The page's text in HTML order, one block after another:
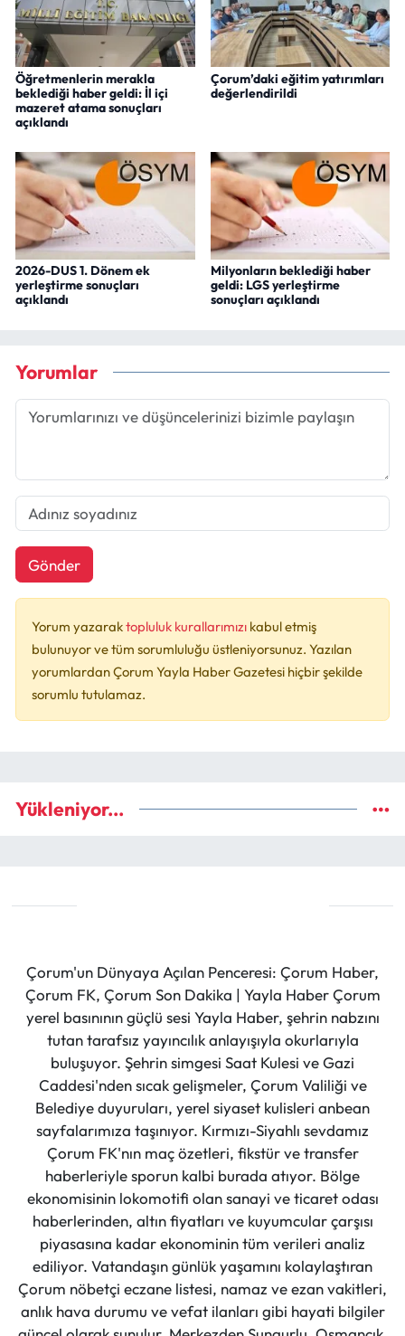
Öğretmenlerin merakla
beklediği haber geldi: İl içi
mazeret atama sonuçları
açıklandı
Çorum’daki eğitim yatırımları
değerlendirildi
2026-DUS 1. Dönem ek
yerleştirme sonuçları
açıklandı
Milyonların beklediği haber
geldi: LGS yerleştirme
sonuçları açıklandı
Yorumlar
Gönder
Yorum yazaraktopluluk kurallarımızı kabul etmiş
bulunuyor ve tüm sorumluluğu üstleniyorsunuz. Yazılan
yorumlardan Çorum Yayla Haber Gazetesi hiçbir şekilde
sorumlu tutulamaz.
Yükleniyor...
Çorum'un Dünyaya Açılan Penceresi: Çorum Haber,
Çorum FK, Çorum Son Dakika | Yayla Haber Çorum
yerel basınının güçlü sesi Yayla Haber, şehrin nabzını
tutan tarafsız yayıncılık anlayışıyla okurlarıyla
buluşuyor. Şehrin simgesi Saat Kulesi ve Gazi
Caddesi'nden sıcak gelişmeler, Çorum Valiliği ve
Belediye duyuruları, yerel siyaset kulisleri anbean
sayfalarımıza taşınıyor. Kırmızı-Siyahlı sevdamız
Çorum FK'nın maç özetleri, fikstür ve transfer
haberleriyle sporun kalbi burada atıyor. Bölge
ekonomisinin lokomotifi olan sanayi ve ticaret odası
haberlerinden, altın fiyatları ve kuyumcular çarşısı
piyasasına kadar ekonominin tüm verileri analiz
ediliyor. Vatandaşın günlük yaşamını kolaylaştıran
Çorum nöbetçi eczane listesi, namaz ve ezan vakitleri,
anlık hava durumu ve vefat ilanları gibi hayati bilgiler